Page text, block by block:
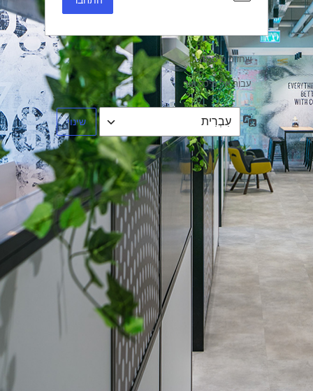
שחזור סיסמה
עבור אל מיכל אור
שפה